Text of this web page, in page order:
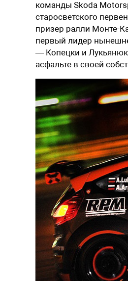
команды Skoda
старосветского
призер ралли Монте-
первый лидер
— Копецки и
асфальте в своей